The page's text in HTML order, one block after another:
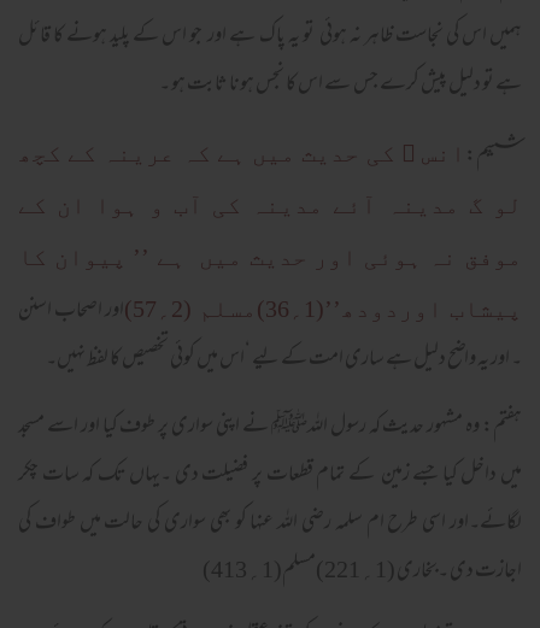
ہمیں اس کی نجاست ظاہر نہ ہوئی تو یہ پاک ہے اور جو اس کے پلید ہونے کا قائل
ہے تو دلیل پیش کرے جس سے اس کا نجس ہونا ثابت ہو ۔
ششم:
انس ﷜ کی حدیث میں ہے کہ عرینہ کے کچھ
لو گ مدینہ آئے مدینہ کی آب و ہوا ان کے
موفق نہ ہوئی اور حدیث میں ہے ’’ پیوان کا
پیشاب اوردودھ’’(1؍36)مسلم (2؍57)
اور اصحاب اسنن
۔ اور یہ واضح دلیل ہے ساری امت کے لیے ‘اس میں کوئی تخصیص کا لفظ نہیں۔
ہفتم: وہ مشہور حدیث کہ رسول اللہﷺ نے اپنی سواری پر طوف کیا اور اسے مسجد
میں داخل کیا جسے زمین کے تمام قطعات پر فضیلت دی ۔یہاں تک کہ سات چکر
لگائے۔اور اسی طرح ام سلمہ رضی اللہ عنہا کو بھی سواری کی حالت میں طواف کی
اجازت دی ۔بخاری (1؍221)مسلم(1؍413)